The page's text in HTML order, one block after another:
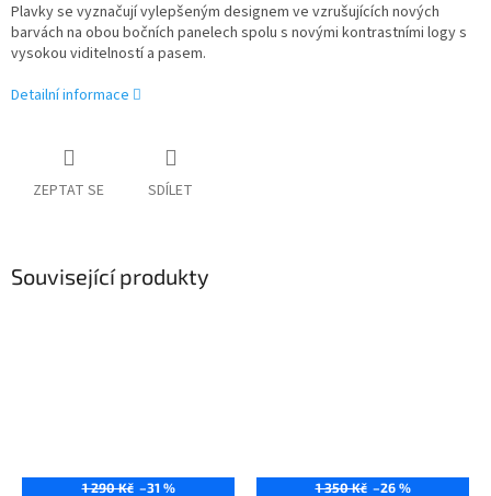
Plavky se vyznačují vylepšeným designem ve vzrušujících nových
barvách na obou bočních panelech spolu s novými kontrastními logy s
vysokou viditelností a pasem.
Detailní informace
ZEPTAT SE SDÍLET
Související produkty
1 290 Kč –31 % 1 350 Kč –26 %